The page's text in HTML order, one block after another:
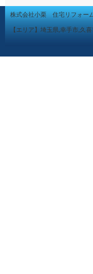
株式会社小栗 住宅リフォー
【エリア】埼玉県,幸手市,久